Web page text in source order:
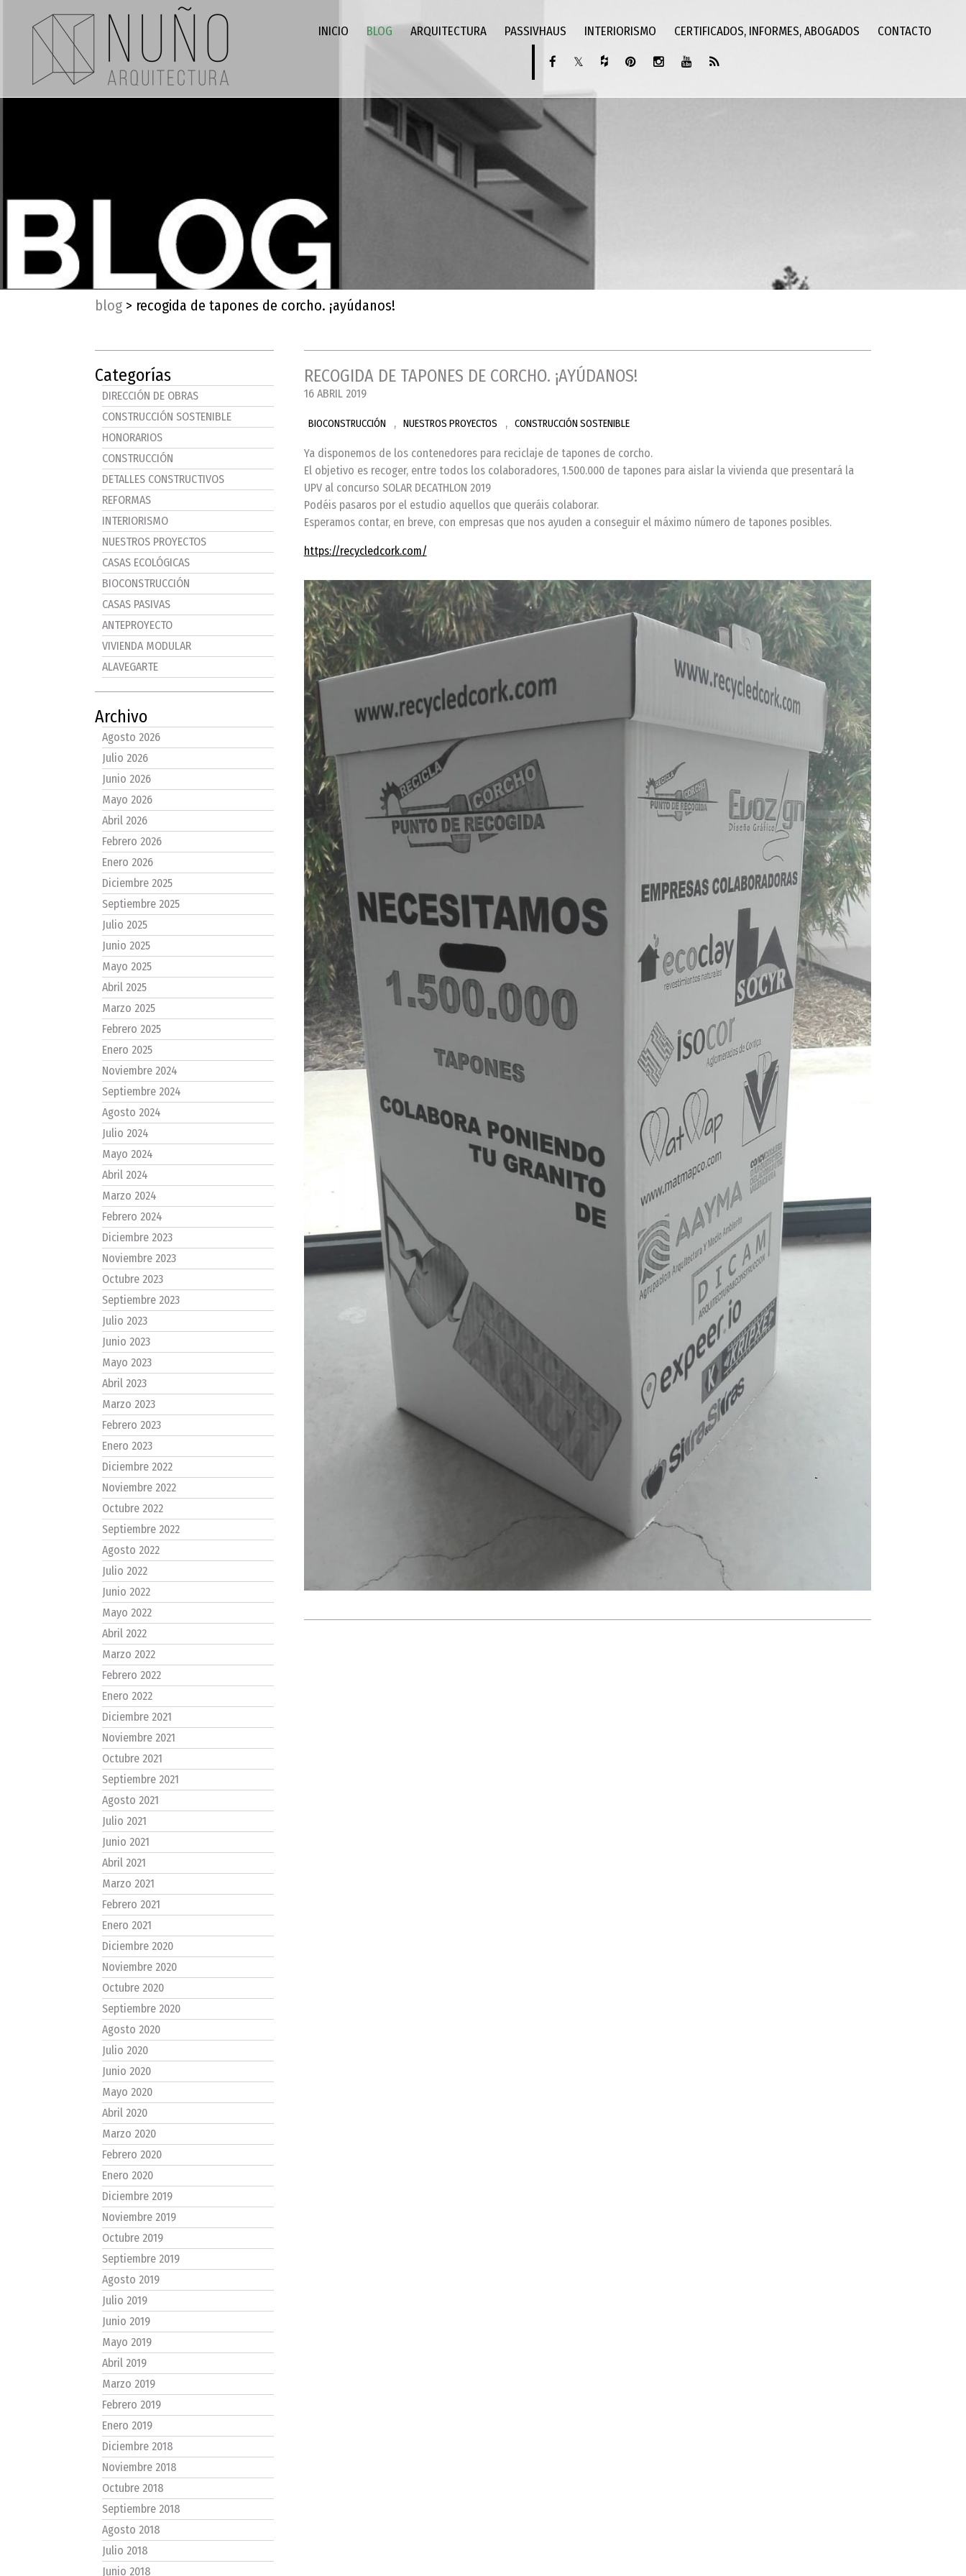
INICIO BLOG ARQUITECTURA PASSIVHAUS INTERIORISMO CERTIFICADOS, INFORMES, ABOGADOS CONTACTO
blog > recogida de tapones de corcho. ¡ayúdanos!
Categorías
DIRECCIÓN DE OBRAS
CONSTRUCCIÓN SOSTENIBLE
HONORARIOS
CONSTRUCCIÓN
DETALLES CONSTRUCTIVOS
REFORMAS
INTERIORISMO
NUESTROS PROYECTOS
CASAS ECOLÓGICAS
BIOCONSTRUCCIÓN
CASAS PASIVAS
ANTEPROYECTO
VIVIENDA MODULAR
ALAVEGARTE
Archivo
Agosto 2026
Julio 2026
Junio 2026
Mayo 2026
Abril 2026
Febrero 2026
Enero 2026
Diciembre 2025
Septiembre 2025
Julio 2025
Junio 2025
Mayo 2025
Abril 2025
Marzo 2025
Febrero 2025
Enero 2025
Noviembre 2024
Septiembre 2024
Agosto 2024
Julio 2024
Mayo 2024
Abril 2024
Marzo 2024
Febrero 2024
Diciembre 2023
Noviembre 2023
Octubre 2023
Septiembre 2023
Julio 2023
Junio 2023
Mayo 2023
Abril 2023
Marzo 2023
Febrero 2023
Enero 2023
Diciembre 2022
Noviembre 2022
Octubre 2022
Septiembre 2022
Agosto 2022
Julio 2022
Junio 2022
Mayo 2022
Abril 2022
Marzo 2022
Febrero 2022
Enero 2022
Diciembre 2021
Noviembre 2021
Octubre 2021
Septiembre 2021
Agosto 2021
Julio 2021
Junio 2021
Abril 2021
Marzo 2021
Febrero 2021
Enero 2021
Diciembre 2020
Noviembre 2020
Octubre 2020
Septiembre 2020
Agosto 2020
Julio 2020
Junio 2020
Mayo 2020
Abril 2020
Marzo 2020
Febrero 2020
Enero 2020
Diciembre 2019
Noviembre 2019
Octubre 2019
Septiembre 2019
Agosto 2019
Julio 2019
Junio 2019
Mayo 2019
Abril 2019
Marzo 2019
Febrero 2019
Enero 2019
Diciembre 2018
Noviembre 2018
Octubre 2018
Septiembre 2018
Agosto 2018
Julio 2018
Junio 2018
RECOGIDA DE TAPONES DE CORCHO. ¡AYÚDANOS!
16 ABRIL 2019
BIOCONSTRUCCIÓN , NUESTROS PROYECTOS , CONSTRUCCIÓN SOSTENIBLE
Ya disponemos de los contenedores para reciclaje de tapones de corcho.
El objetivo es recoger, entre todos los colaboradores, 1.500.000 de tapones para aislar la vivienda que presentará la
UPV al concurso SOLAR DECATHLON 2019
Podéis pasaros por el estudio aquellos que queráis colaborar.
Esperamos contar, en breve, con empresas que nos ayuden a conseguir el máximo número de tapones posibles.
https://recycledcork.com/